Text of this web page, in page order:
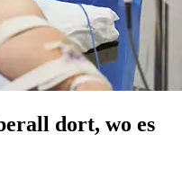
dort, wo es